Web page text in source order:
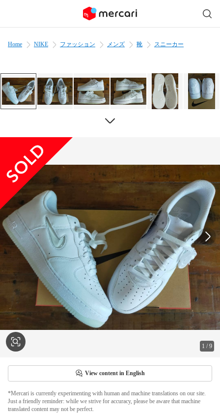
Home NIKE ファッション メンズ 靴 スニーカー
1 /9
View content in English
*Mercari is currently experimenting with human and machine translations on our site.
Just a friendly reminder: while we strive for accuracy, please be aware that machine
translated content may not be perfect.